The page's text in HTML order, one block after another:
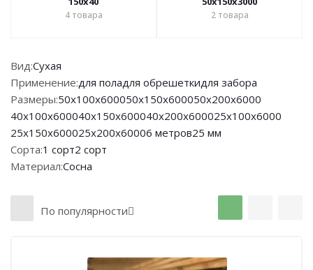
4товара 2товара
Вид:Сухая
Применение:для поладля обрешеткидля забора
Размеры:50х100х600050х150х600050х200х6000
40х100х600040х150х600040х200х600025х100х6000
25х150х600025х200х60006 метров25 мм
Сорта:1 сорт2 сорт
Материал:Сосна
По популярности